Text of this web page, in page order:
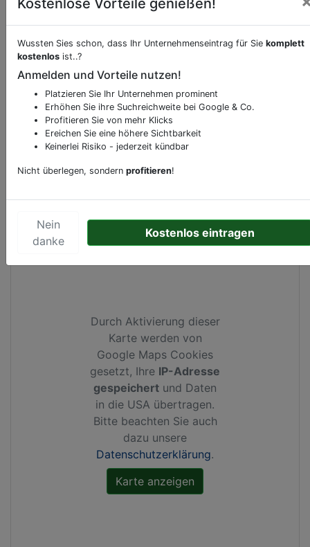
Beschreibung & Services vonFrisör
Sie möchten eine Beschreibung, Dienstleistung
oder andere relevante Informationen hinzufügen?
Klicken Sie bittehierum uns zu kontaktieren.
Gerne erweitern wir Ihren Firmeneintrag um
Sonderangebote odere besondere Services, die
Ihr Unternehmen anbietet und womit Sie sich von
Kartenansicht Ferdinand Bolstraat 131in
Amsterdam
Durch Aktivierung dieser
Karte werden von
Google Maps Cookies
gesetzt, Ihre IP-Adresse
gespeichert und Daten
in die USA übertragen.
Bitte beachten Sie auch
dazu unsere
Datenschutzerklärung.
Kostenlose Vorteile genießen!
Wussten Sies schon, dass Ihr Unternehmenseintrag für Sie komplett
kostenlos ist..?
Anmelden und Vorteile nutzen!
Platzieren Sie Ihr Unternehmen prominent
Erhöhen Sie ihre Suchreichweite bei Google & Co.
Profitieren Sie von mehr Klicks
Ereichen Sie eine höhere Sichtbarkeit
Keinerlei Risiko - jederzeit kündbar
Nicht überlegen, sondern profitieren!
Nein
danke
Kostenlos eintragen